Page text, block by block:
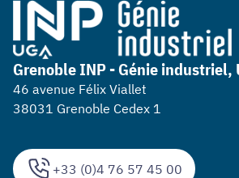
+33 (0)4 76 57 45 00
Grenoble INP - Génie industriel,
46 avenue Félix Viallet
38031 Grenoble Cedex 1